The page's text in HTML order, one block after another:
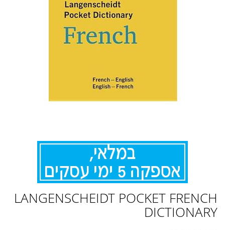
LANGENSCHEIDT POCKET FRENCH
DICTIONARY
להתחלה
של
גלריית